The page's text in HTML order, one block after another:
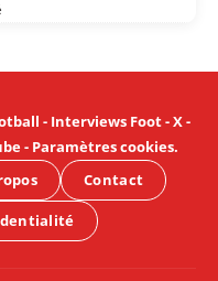
- Interviews Foot-X-
- Paramètres cookies.
Contact